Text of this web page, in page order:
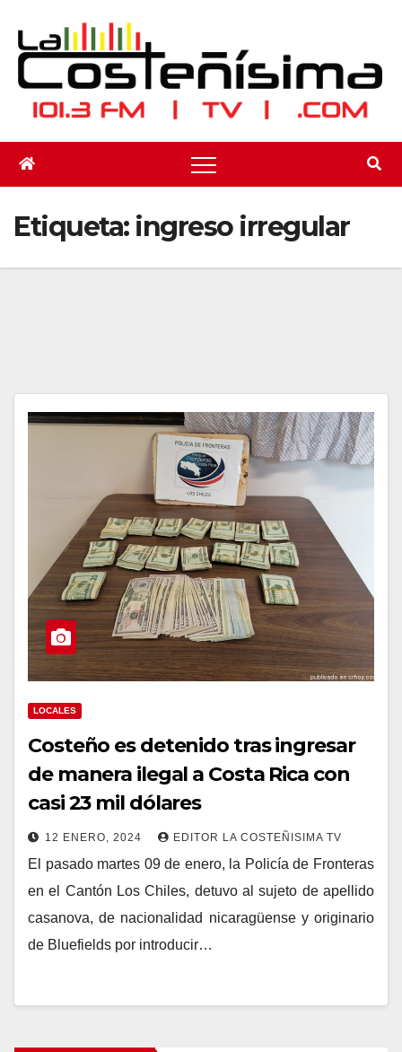
contenido
Etiqueta: ingreso irregular
LOCALES
Costeño es detenido tras ingresar
de manera ilegal a Costa Rica con
casi 23 mil dólares
12 ENERO, 2024 EDITOR LA COSTEÑISIMA TV
El pasado martes 09 de enero, la Policía de Fronteras
en el Cantón Los Chiles, detuvo al sujeto de apellido
casanova, de nacionalidad nicaragüense y originario
de Bluefields por introducir…